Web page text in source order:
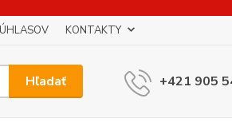
KONTAKTY
Hľadať +421 905